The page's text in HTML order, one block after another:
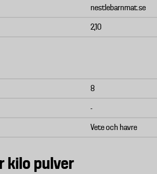
nestlebarnmat.se
2,10
8
-
Vete och havre
kilo pulver